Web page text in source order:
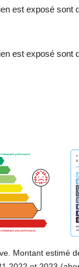
est exposé sont
est exposé sont
Montant estimé